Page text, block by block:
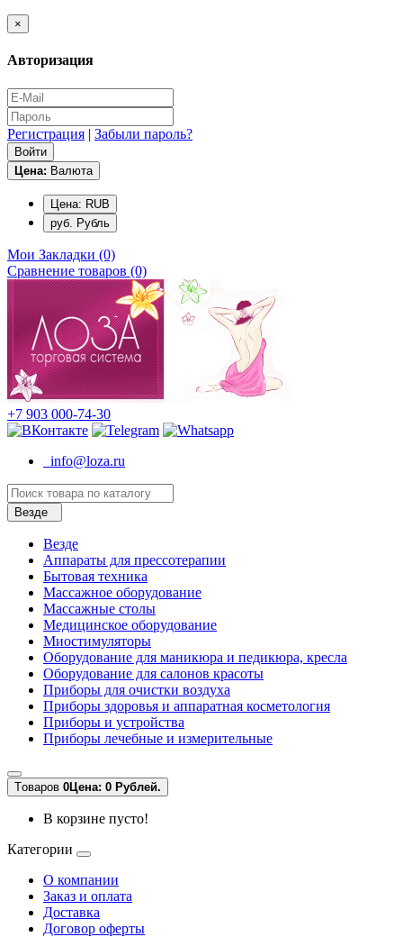
×
Авторизация
Регистрация | Забыли пароль?
Цена: Валюта
Цена: RUB
руб. Рубль
Мои Закладки (0)
Сравнение товаров (0)
+7 903 000-74-30
info@loza.ru
Везде
Везде
Аппараты для прессотерапии
Бытовая техника
Массажное оборудование
Массажные столы
Медицинское оборудование
Миостимуляторы
Оборудование для маникюра и педикюра, кресла
Оборудование для салонов красоты
Приборы для очистки воздуха
Приборы здоровья и аппаратная косметология
Приборы и устройства
Приборы лечебные и измерительные
Tоваров 0Цена: 0 Рублей.
В корзине пусто!
Категории
О компании
Заказ и оплата
Доставка
Договор оферты